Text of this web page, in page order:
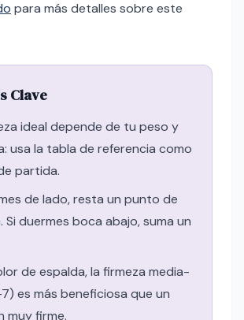
para más detalles sobre este
Clave
ideal depende de tu peso y
usa la tabla de referencia como
partida.
de lado, resta un punto de
Si duermes boca abajo, suma un
de espalda, la firmeza media-
es más beneficiosa que un
muy firme.